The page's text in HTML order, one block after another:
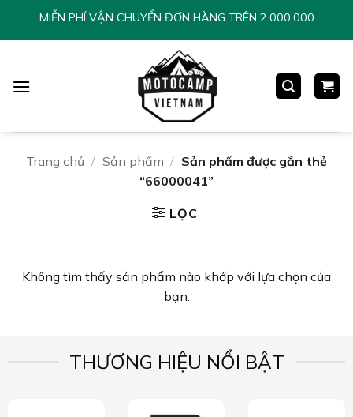
ChuyểnMIỄN PHÍ VẬN CHUYỂN ĐƠN HÀNG TRÊN 2.000.000
Trang chủ / Sản phẩm / Sản phẩm được gắn thẻ
“66000041”
LỌC
Không tìm thấy sản phẩm nào khớp với lựa chọn của
bạn.
THƯƠNG HIỆU NỔI BẬT